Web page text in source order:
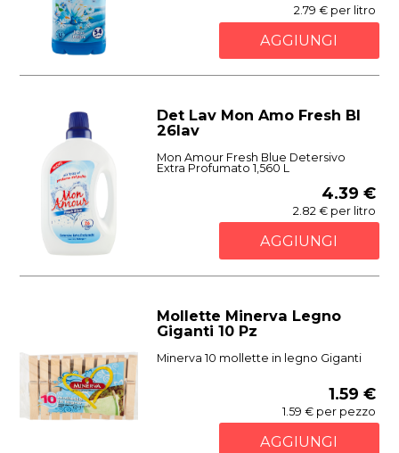
2.79 € per litro
AGGIUNGI
Det Lav Mon Amo Fresh Bl
26lav
Mon Amour Fresh Blue Detersivo
Extra Profumato 1,560 L
4.39 €
2.82 € per litro
AGGIUNGI
Mollette Minerva Legno
Giganti 10 Pz
Minerva 10 mollette in legno Giganti
1.59 €
1.59 € per pezzo
AGGIUNGI